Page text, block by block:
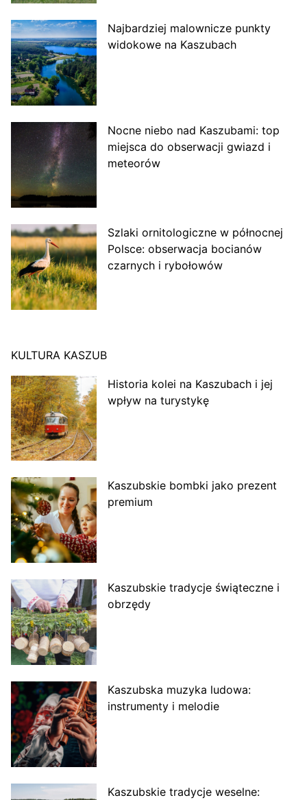
Najbardziej malownicze punkty
widokowe na Kaszubach
Nocne niebo nad Kaszubami: top
miejsca do obserwacji gwiazd i
meteorów
Szlaki ornitologiczne w północnej
Polsce: obserwacja bocianów
czarnych i rybołowów
KULTURA KASZUB
Historia kolei na Kaszubach i jej
wpływ na turystykę
Kaszubskie bombki jako prezent
premium
Kaszubskie tradycje świąteczne i
obrzędy
Kaszubska muzyka ludowa:
instrumenty i melodie
Kaszubskie tradycje weselne: